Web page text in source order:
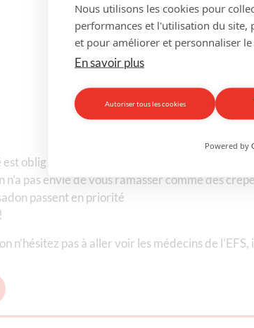
obligatoire pour un premier don
pas envie de vous ramasser comme des
passent en priorité
n’hésitez pas à aller voir les médecins de
Nous utilisons les cookies pour
performances et l'utilisation du
et pour améliorer et personnaliser
En savoir plus
Autoriser tous les cookies
Powered by